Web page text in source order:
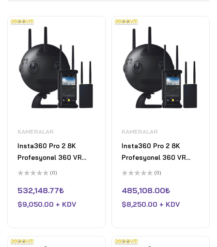
KAMERALAR
Insta360 Pro 2 8K
Profesyonel 360 VR
Kamera
üzerinden
0
aldı
(0)
532,148.77₺
$9,050.00 + KDV
KAMERALAR
Insta360 Pro 2 8K
Profesyonel 360 VR
Kamera
üzerinden
0
aldı
(0)
485,108.00₺
$8,250.00 + KDV